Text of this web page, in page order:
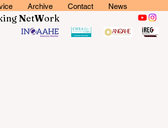
Archive Contact News
NetWork